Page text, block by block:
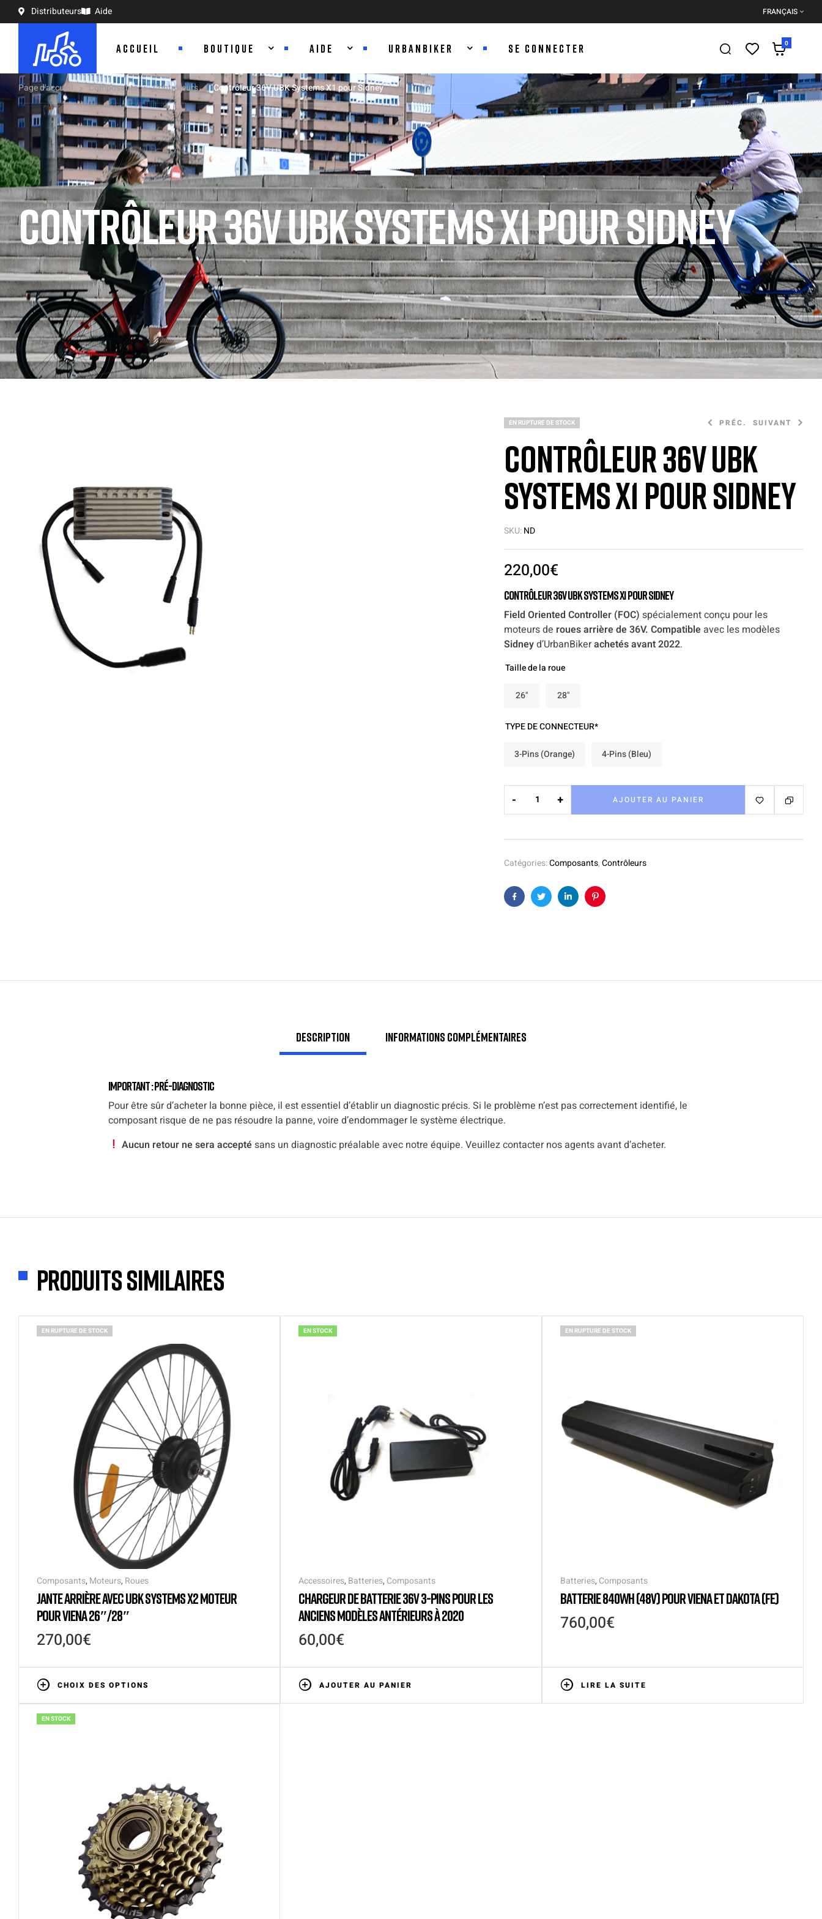
Distributeurs Aide FRANÇAIS
ACCUEIL BOUTIQUE AIDE URBANBIKER SE CONNECTER 0
CONTRÔLEUR 36V UBK SYSTEMS X1 POUR SIDNEY
Page d'accueil Composants Contrôleurs Contrôleur 36V UBK Systems X1 pour Sidney
EN RUPTURE DE STOCK PRÉC.
35,00 €
SUIVANT
60,00 €
Contrôleur 36V UBK
Systems X1 pour Sidney
SKU:ND
220,00€
Contrôleur 36V UBK Systems X1 pour Sidney
Field Oriented Controller (FOC) spécialement conçu pour les
moteurs de roues arrière de 36V. Compatible avec les modèles
Sidneyd’UrbanBikerachetés avant 2022.
Taille de la roue
26" 28"
TYPE DE CONNECTEUR*
3-Pins (Orange) 4-Pins (Bleu)
- + AJOUTER AU PANIER
Catégories:Composants,Contrôleurs
FacebookTwitterLinkedinPinterest
Description Informations complémentaires
Important : Pré-diagnostic
Pour être sûr d’acheter la bonne pièce, il est essentiel d’établir un diagnostic précis. Si le problème n’est pas correctement identifié, le
composant risque de ne pas résoudre la panne, voire d’endommager le système électrique.
Aucun retour ne sera accepté sans un diagnostic préalable avec notre équipe. Veuillez contacter nos agents avant d’acheter.
Produits similaires
EN RUPTURE DE STOCK
Composants, Moteurs, Roues
JANTE ARRIÈRE AVEC UBK SYSTEMS X2 MOTEUR
POUR VIENA 26″/28″
270,00€
CHOIX DES OPTIONS
EN STOCK
Accessoires, Batteries, Composants
CHARGEUR DE BATTERIE 36V 3-PINS POUR LES
ANCIENS MODÈLES ANTÉRIEURS À 2020
60,00€
AJOUTER AU PANIER
EN RUPTURE DE STOCK
Batteries, Composants
BATTERIE 840WH (48V) POUR VIENA ET DAKOTA (FE)
760,00€
LIRE LA SUITE
EN STOCK